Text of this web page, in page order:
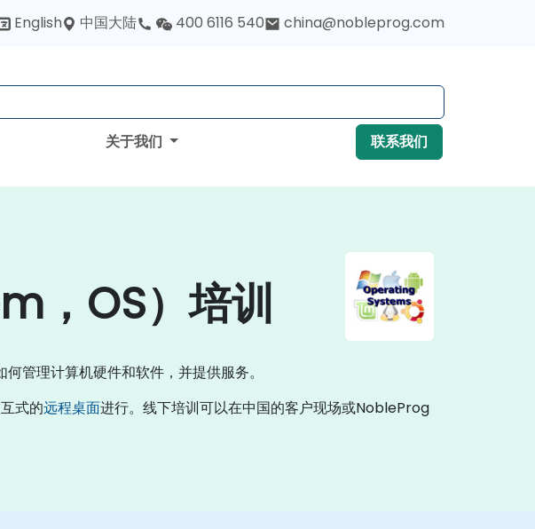
English 中国大陆 400 6116 540 china@nobleprog.com
关于我们 联系我们
，OS）培训
管理计算机硬件和软件，并提供服务。
式的远程桌面进行。线下培训可以在中国的客户现场或NobleProg